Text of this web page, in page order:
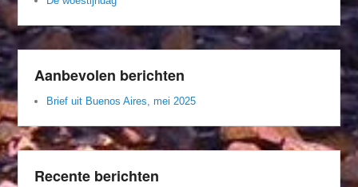
Aanbevolen berichten
Brief uit Buenos Aires, mei 2025
Recente berichten